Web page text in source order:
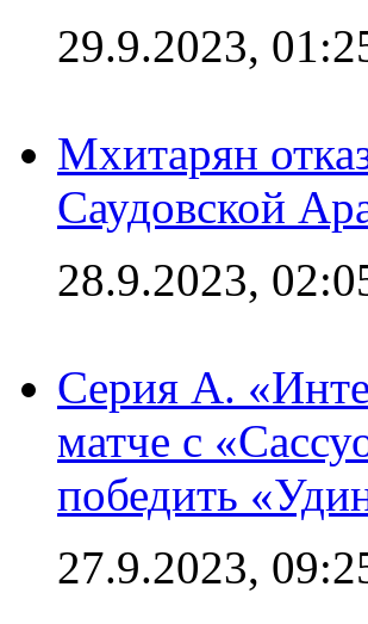
29.9.2023,
Мхитарян
Саудовской
28.9.2023,
Серия А.
матче с
победить
27.9.2023,